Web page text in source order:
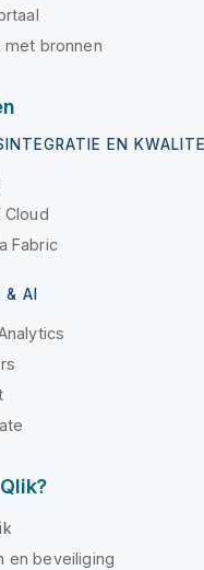
met bronnen
EN
Cloud
Fabric
& AI
en beveiliging